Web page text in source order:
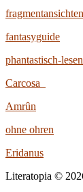
fragmentansichten
fantasyguide
phantastisch-lesen
Carcosa
Amrûn
ohne ohren
Eridanus
Literatopia ©